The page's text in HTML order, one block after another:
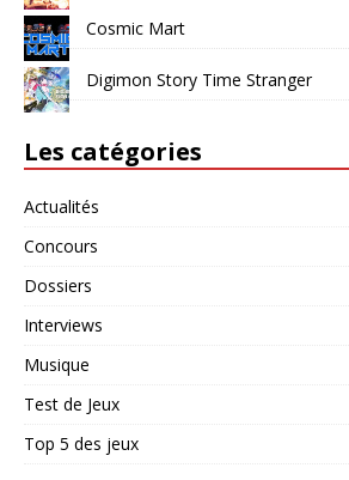
Cosmic Mart
Digimon Story Time Stranger
Les catégories
Actualités
Concours
Dossiers
Interviews
Musique
Test de Jeux
Top 5 des jeux